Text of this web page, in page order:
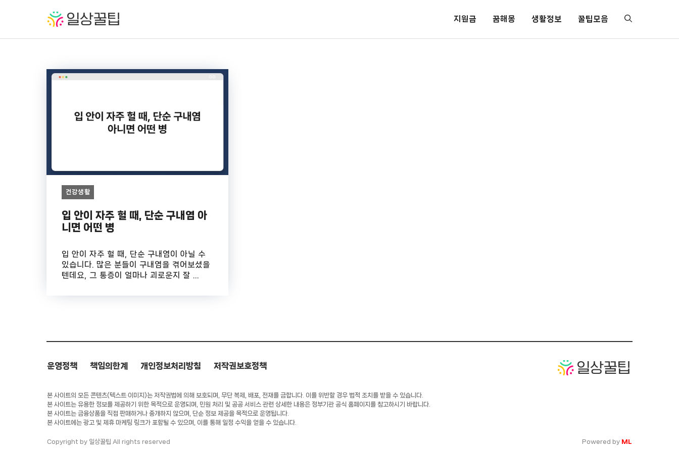
지원금 꿈해몽 생활정보 꿀팁모음
건강생활
입 안이 자주 헐 때, 단순 구내염 아
니면 어떤 병
입 안이 자주 헐 때, 단순 구내염이 아닐 수
있습니다. 많은 분들이 구내염을 겪어보셨을
텐데요, 그 통증이 얼마나 괴로운지 잘 ...
운영정책 책임의한계 개인정보처리방침 저작권보호정책
본 사이트의 모든 콘텐츠(텍스트·이미지)는 저작권법에 의해 보호되며, 무단 복제, 배포, 전재를 금합니다. 이를 위반할 경우 법적 조치를 받을 수 있습니다.
본 사이트는 유용한 정보를 제공하기 위한 목적으로 운영되며, 민원 처리 및 공공 서비스 관련 상세한 내용은 정부기관 공식 홈페이지를 참고하시기 바랍니다.
본 사이트는 금융상품을 직접 판매하거나 중개하지 않으며, 단순 정보 제공을 목적으로 운영됩니다.
본 사이트에는 광고 및 제휴 마케팅 링크가 포함될 수 있으며, 이를 통해 일정 수익을 얻을 수 있습니다.
Copyright by 일상꿀팁 All rights reserved Powered by ML